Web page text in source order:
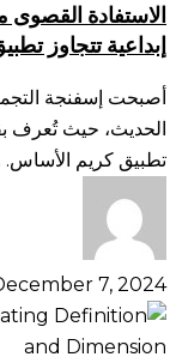
الفاخرة:
استخدامات
إبداعية
تتجاوز
تطبيق
كريم
الأساس
الاستفادة
إبداعية تتجاوز
أصبحت إسفنجة
الحديث، حيث تُعرف
تطبيق كريم الأساس.
7, 2024
الكنتور
للوجه